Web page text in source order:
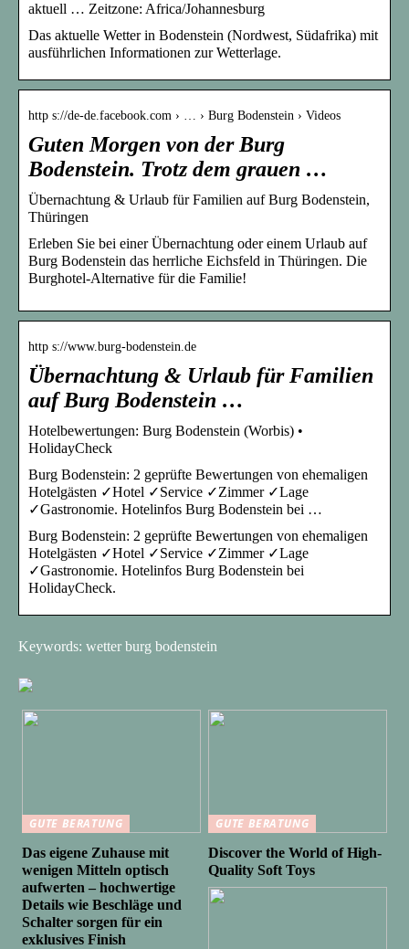
aktuell … Zeitzone: Africa/Johannesburg
Das aktuelle Wetter in Bodenstein (Nordwest, Südafrika) mit
ausführlichen Informationen zur Wetterlage.
http s://de-de.facebook.com › … › Burg Bodenstein › Videos
Guten Morgen von der Burg
Bodenstein. Trotz dem grauen …
Übernachtung & Urlaub für Familien auf Burg Bodenstein,
Thüringen
Erleben Sie bei einer Übernachtung oder einem Urlaub auf
Burg Bodenstein das herrliche Eichsfeld in Thüringen. Die
Burghotel-Alternative für die Familie!
http s://www.burg-bodenstein.de
Übernachtung & Urlaub für Familien
auf Burg Bodenstein …
Hotelbewertungen: Burg Bodenstein (Worbis) •
HolidayCheck
Burg Bodenstein: 2 geprüfte Bewertungen von ehemaligen
Hotelgästen ✓Hotel ✓Service ✓Zimmer ✓Lage
✓Gastronomie. Hotelinfos Burg Bodenstein bei …
Burg Bodenstein: 2 geprüfte Bewertungen von ehemaligen
Hotelgästen ✓Hotel ✓Service ✓Zimmer ✓Lage
✓Gastronomie. Hotelinfos Burg Bodenstein bei
HolidayCheck.
Keywords: wetter burg bodenstein
GUTE BERATUNG
Das eigene Zuhause mit
wenigen Mitteln optisch
aufwerten – hochwertige
Details wie Beschläge und
Schalter sorgen für ein
exklusives Finish
GUTE BERATUNG
Discover the World of High-
Quality Soft Toys